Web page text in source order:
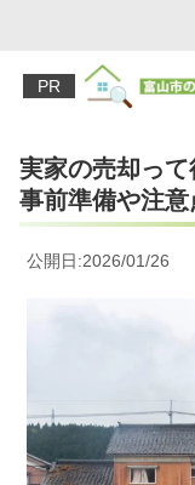
PR
実家の売却っ
事前準備や注
公開日:2026/01/26